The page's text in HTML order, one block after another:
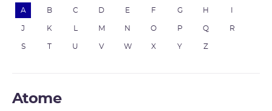
A B C D E F G H
J K M N O P Q R
S U V W X Y Z
Atome